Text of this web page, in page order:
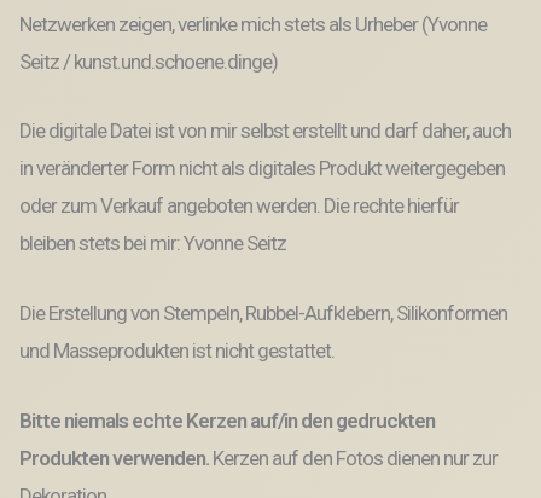
Netzwerken zeigen, verlinke mich stets als Urheber (Yvonne
Seitz / kunst.und.schoene.dinge)
Die digitale Datei ist von mir selbst erstellt und darf daher, auch
in veränderter Form nicht als digitales Produkt weitergegeben
oder zum Verkauf angeboten werden. Die rechte hierfür
bleiben stets bei mir: Yvonne Seitz
Die Erstellung von Stempeln, Rubbel-Aufklebern, Silikonformen
und Masseprodukten ist nicht gestattet.
Bitte niemals echte Kerzen auf/in den gedruckten
Produkten verwenden. Kerzen auf den Fotos dienen nur zur